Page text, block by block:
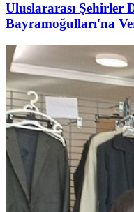
Uluslararası Şehirler
Bayramoğulları'na